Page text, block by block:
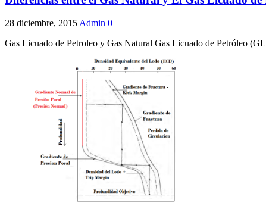
28 diciembre, 2015 Admin 0
Gas Licuado de Petroleo y Gas Natural Gas Licuado de Petróleo